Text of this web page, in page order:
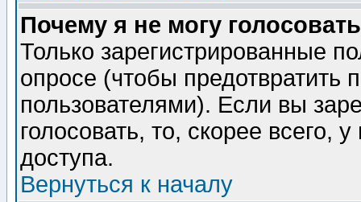
Почему я не могу
Только зарегистрированные
опросе (чтобы предотвратить
пользователями). Если вы
голосовать, то, скорее всего,
доступа.
Вернуться к началу